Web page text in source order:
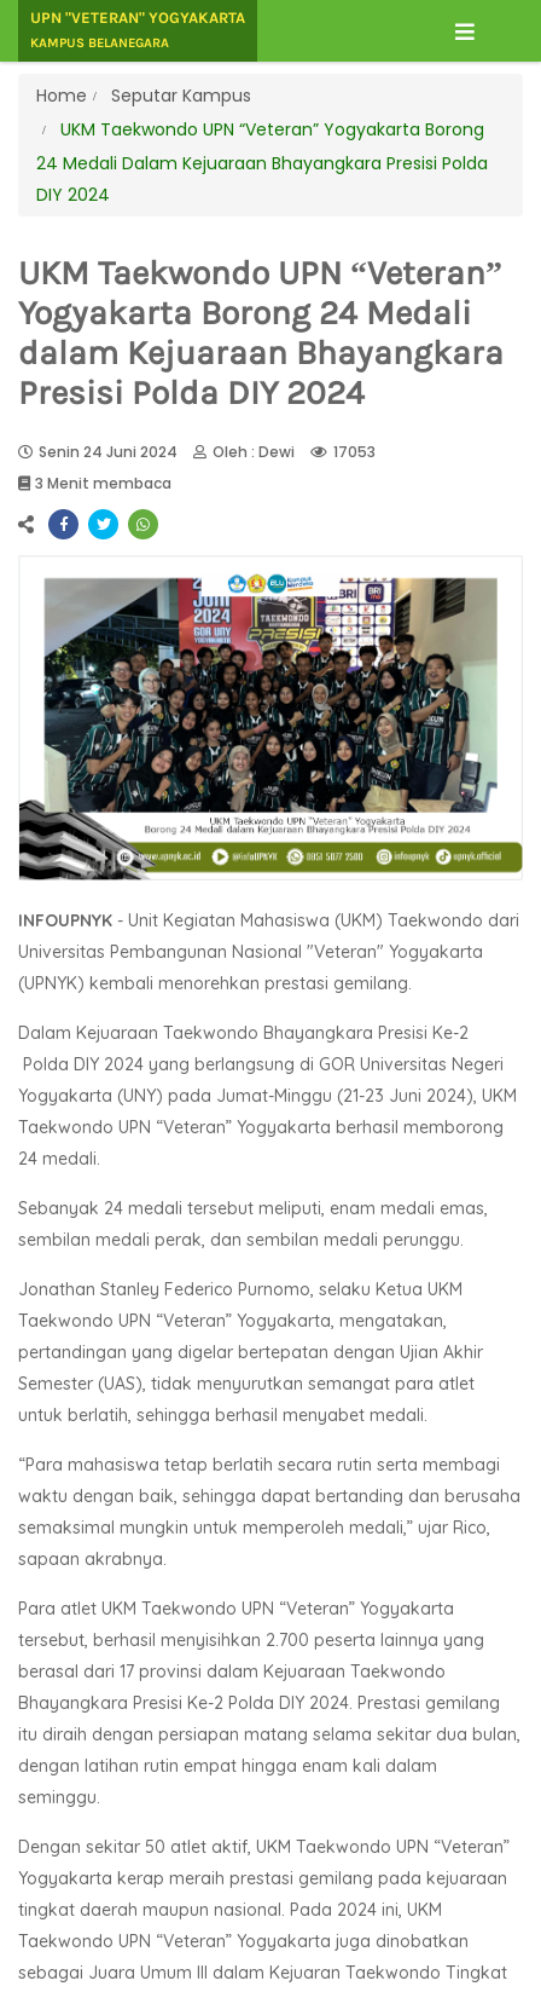
UPN "VETERAN" YOGYAKARTA
KAMPUS BELANEGARA
Home
Seputar Kampus
UKM Taekwondo UPN “Veteran” Yogyakarta Borong
24 Medali Dalam Kejuaraan Bhayangkara Presisi Polda
DIY 2024
UKM Taekwondo UPN “Veteran”
Yogyakarta Borong 24 Medali
dalam Kejuaraan Bhayangkara
Presisi Polda DIY 2024
Senin 24 Juni 2024 Oleh : Dewi
17053
3 Menit membaca
INFOUPNYK - Unit Kegiatan Mahasiswa (UKM) Taekwondo dari
Universitas Pembangunan Nasional "Veteran" Yogyakarta
(UPNYK) kembali menorehkan prestasi gemilang.
Dalam Kejuaraan Taekwondo Bhayangkara Presisi Ke-2
Polda DIY 2024 yang berlangsung di GOR Universitas Negeri
Yogyakarta (UNY) pada Jumat-Minggu (21-23 Juni 2024), UKM
Taekwondo UPN “Veteran” Yogyakarta berhasil memborong
24 medali.
Sebanyak 24 medali tersebut meliputi, enam medali emas,
sembilan medali perak, dan sembilan medali perunggu.
Jonathan Stanley Federico Purnomo, selaku Ketua UKM
Taekwondo UPN “Veteran” Yogyakarta, mengatakan,
pertandingan yang digelar bertepatan dengan Ujian Akhir
Semester (UAS), tidak menyurutkan semangat para atlet
untuk berlatih, sehingga berhasil menyabet medali.
“Para mahasiswa tetap berlatih secara rutin serta membagi
waktu dengan baik, sehingga dapat bertanding dan berusaha
semaksimal mungkin untuk memperoleh medali,” ujar Rico,
sapaan akrabnya.
Para atlet UKM Taekwondo UPN “Veteran” Yogyakarta
tersebut, berhasil menyisihkan 2.700 peserta lainnya yang
berasal dari 17 provinsi dalam Kejuaraan Taekwondo
Bhayangkara Presisi Ke-2 Polda DIY 2024. Prestasi gemilang
itu diraih dengan persiapan matang selama sekitar dua bulan,
dengan latihan rutin empat hingga enam kali dalam
seminggu.
Dengan sekitar 50 atlet aktif, UKM Taekwondo UPN “Veteran”
Yogyakarta kerap meraih prestasi gemilang pada kejuaraan
tingkat daerah maupun nasional. Pada 2024 ini, UKM
Taekwondo UPN “Veteran” Yogyakarta juga dinobatkan
sebagai Juara Umum III dalam Kejuaran Taekwondo Tingkat